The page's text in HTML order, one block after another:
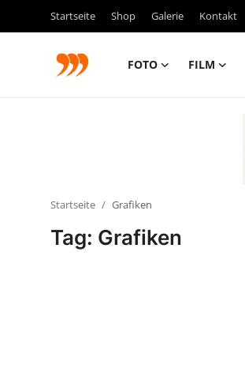
Startseite Shop Galerie Kontakt
FOTO FILM
Startseite Grafiken
Tag: Grafiken